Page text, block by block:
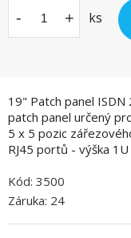
19" Patch panel
patch panel určený
5 x 5 pozic
RJ45 portů - výška
- + ks
Kód: 3500
Záruka: 24